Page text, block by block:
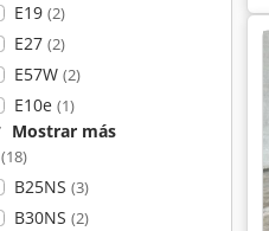
E19 (2)
E27 (2)
E57W (2)
E10e (1)
Mostrar más
(18)
B25NS (3)
B30NS (2)